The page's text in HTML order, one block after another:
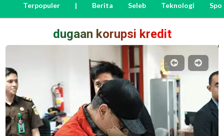
Terpopuler | Berita Seleb Teknologi
dugaan korupsi kredit